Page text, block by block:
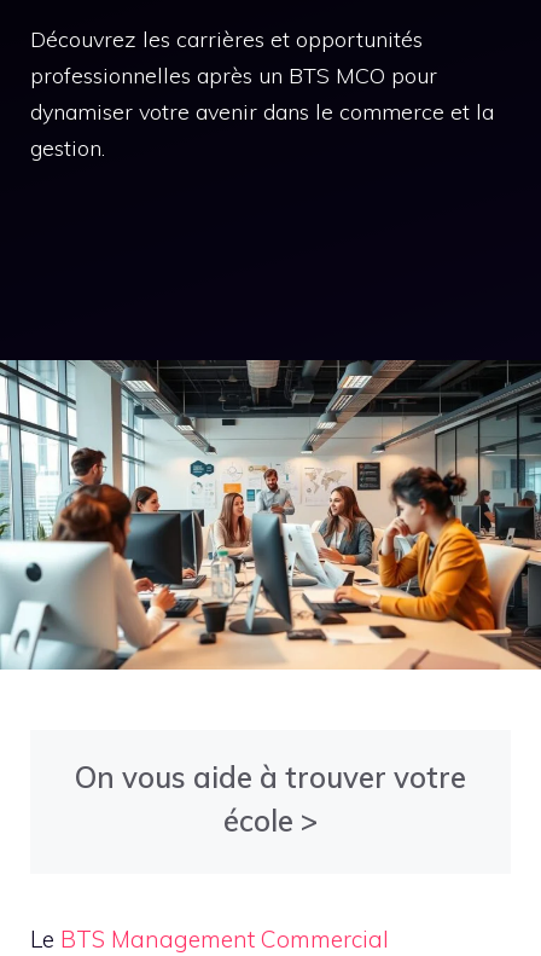
Découvrez les carrières et opportunités
professionnelles après un BTS MCO pour
dynamiser votre avenir dans le commerce et la
gestion.
On vous aide à trouver votre
école >
Le BTS Management Commercial